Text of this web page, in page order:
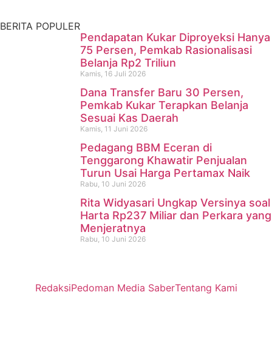
BERITA POPULER
Pendapatan Kukar Diproyeksi Hanya
75 Persen, Pemkab Rasionalisasi
Belanja Rp2 Triliun
Kamis, 16 Juli 2026
Dana Transfer Baru 30 Persen,
Pemkab Kukar Terapkan Belanja
Sesuai Kas Daerah
Kamis, 11 Juni 2026
Pedagang BBM Eceran di
Tenggarong Khawatir Penjualan
Turun Usai Harga Pertamax Naik
Rabu, 10 Juni 2026
Rita Widyasari Ungkap Versinya soal
Harta Rp237 Miliar dan Perkara yang
Menjeratnya
Rabu, 10 Juni 2026
RedaksiPedoman Media SaberTentang Kami